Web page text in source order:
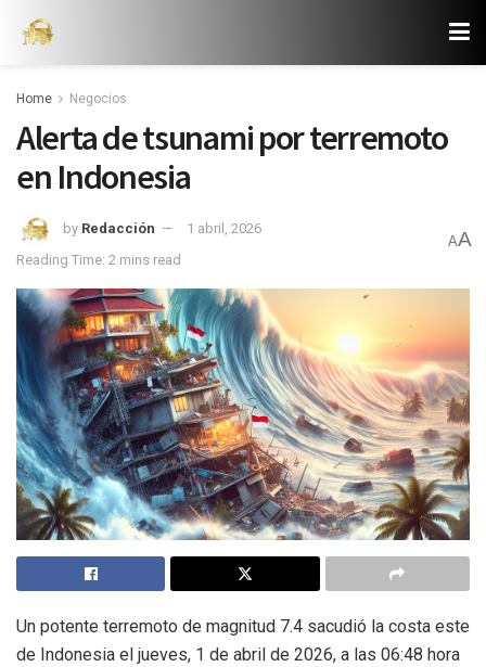
Home Negocios
Alerta de tsunami por terremoto
en Indonesia
by Redacción
1 abril, 2026
Reading Time: 2 mins read
AA
Un potente terremoto de magnitud 7.4 sacudió la costa este
de Indonesia el jueves, 1 de abril de 2026, a las 06:48 hora